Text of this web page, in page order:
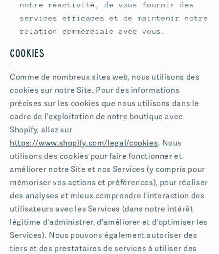
notre réactivité, de vous fournir des
services efficaces et de maintenir notre
relation commerciale avec vous.
Cookies
Comme de nombreux sites web, nous utilisons des
cookies sur notre Site. Pour des informations
précises sur les cookies que nous utilisons dans le
cadre de l'exploitation de notre boutique avec
Shopify, allez sur
https://www.shopify.com/legal/cookies. Nous
utilisons des cookies pour faire fonctionner et
améliorer notre Site et nos Services (y compris pour
mémoriser vos actions et préférences), pour réaliser
des analyses et mieux comprendre l'interaction des
utilisateurs avec les Services (dans notre intérêt
légitime d'administrer, d'améliorer et d'optimiser les
Services). Nous pouvons également autoriser des
tiers et des prestataires de services à utiliser des